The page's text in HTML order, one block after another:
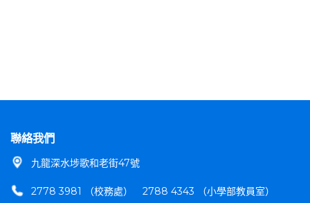
聯絡我們
九龍深水埗歌和老街47號
2778 3981 （校務處）
2788 4343 （小學部教員室）